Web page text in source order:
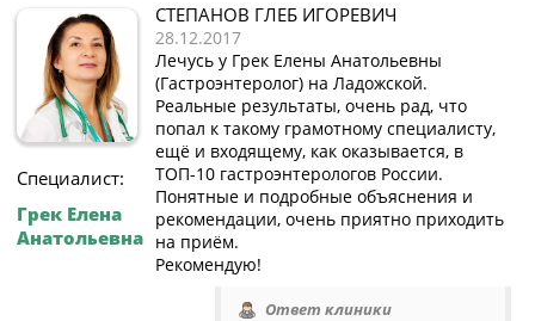
Специалист:
Грек Елена
Анатольевна
СТЕПАНОВ ГЛЕБ ИГОРЕВИЧ
28.12.2017
Лечусь у Грек Елены Анатольевны
(Гастроэнтеролог) на Ладожской.
Реальные результаты, очень рад, что
попал к такому грамотному специалисту,
ещё и входящему, как оказывается, в
ТОП-10 гастроэнтерологов России.
Понятные и подробные объяснения и
рекомендации, очень приятно приходить
на приём.
Рекомендую!
Ответ клиники